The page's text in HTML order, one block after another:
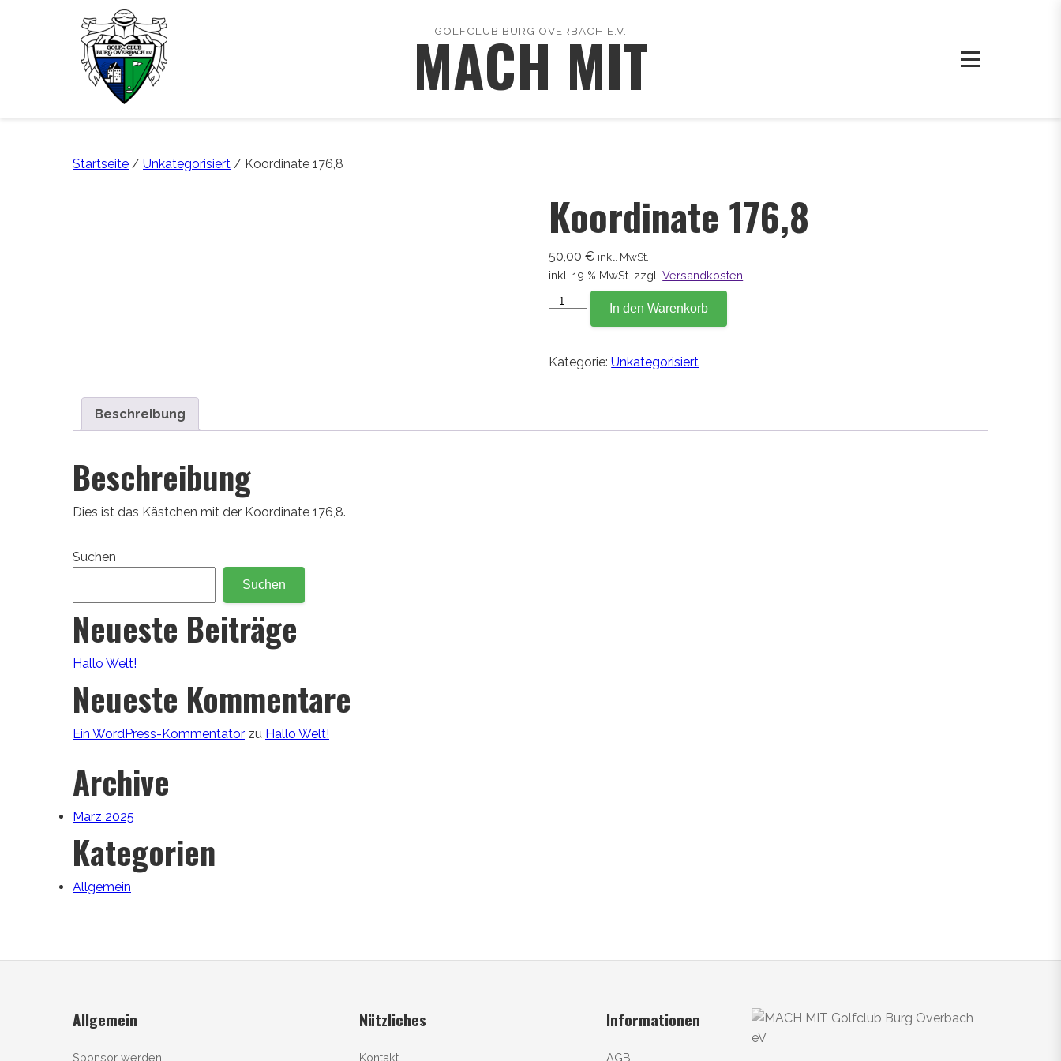
GOLFCLUB BURG OVERBACH E.V.
MACH MIT
Startseite / Unkategorisiert / Koordinate 176,8
Koordinate 176,8
50,00€ inkl. MwSt.
inkl. 19 % MwSt. zzgl.Versandkosten
Koordinate
In den Warenkorb
Kategorie:Unkategorisiert
Beschreibung
Beschreibung
Dies ist das Kästchen mit der Koordinate 176,8.
Suchen
Suchen
Neueste Beiträge
Hallo Welt!
Neueste Kommentare
Ein WordPress-Kommentator zu Hallo Welt!
Archive
März 2025
Kategorien
Allgemein
Allgemein
Sponsor werden
Nützliches
Kontakt
Informationen
AGB